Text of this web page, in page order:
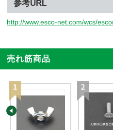
参考URL
http://www.esco-net.com/wcs/
売れ筋商品